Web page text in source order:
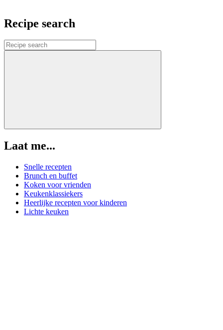
Recipe search
Laat me...
Snelle recepten
Brunch en buffet
Koken voor vrienden
Keukenklassiekers
Heerlijke recepten voor kinderen
Lichte keuken